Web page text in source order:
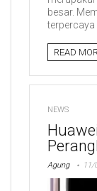
besar.
terpercaya
READ
NEWS
Agung 11/